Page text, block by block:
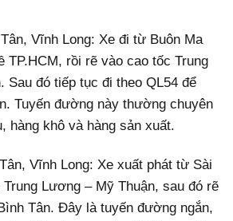
Vĩnh Long: Xe đi từ Buôn Ma
TP.HCM, rồi rẽ vào cao tốc Trung
Sau đó tiếp tục đi theo QL54 để
Tuyến đường này thường chuyên
hàng khô và hàng sản xuất.
Vĩnh Long: Xe xuất phát từ Sài
Lương – Mỹ Thuận, sau đó rẽ
Tân. Đây là tuyến đường ngắn,